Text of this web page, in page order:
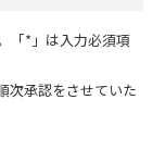
「*」 は入力必須項
次承認をさせていた